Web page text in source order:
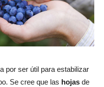
por ser útil para estabilizar
Se cree que las hojas de